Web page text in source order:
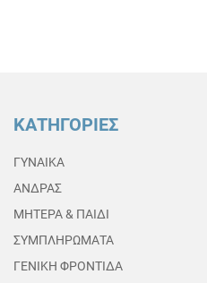
ΚΑΤΗΓΟΡΙΕΣ
ΓΥΝΑΙΚΑ
ΑΝΔΡΑΣ
ΜΗΤΕΡΑ & ΠΑΙΔΙ
ΣΥΜΠΛΗΡΩΜΑΤΑ
ΓΕΝΙΚΗ ΦΡΟΝΤΙΔΑ